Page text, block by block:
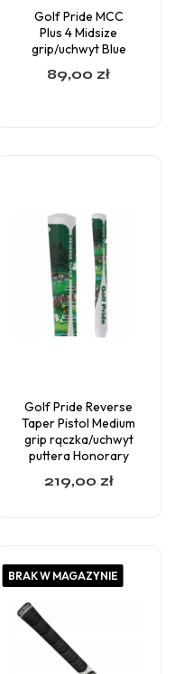
Golf Pride MCC
Plus 4 Midsize
grip/uchwyt Blue
89,00 zł
Golf Pride Reverse
Taper Pistol Medium
grip rączka/uchwyt
puttera Honorary
219,00 zł
BRAK W MAGAZYNIE